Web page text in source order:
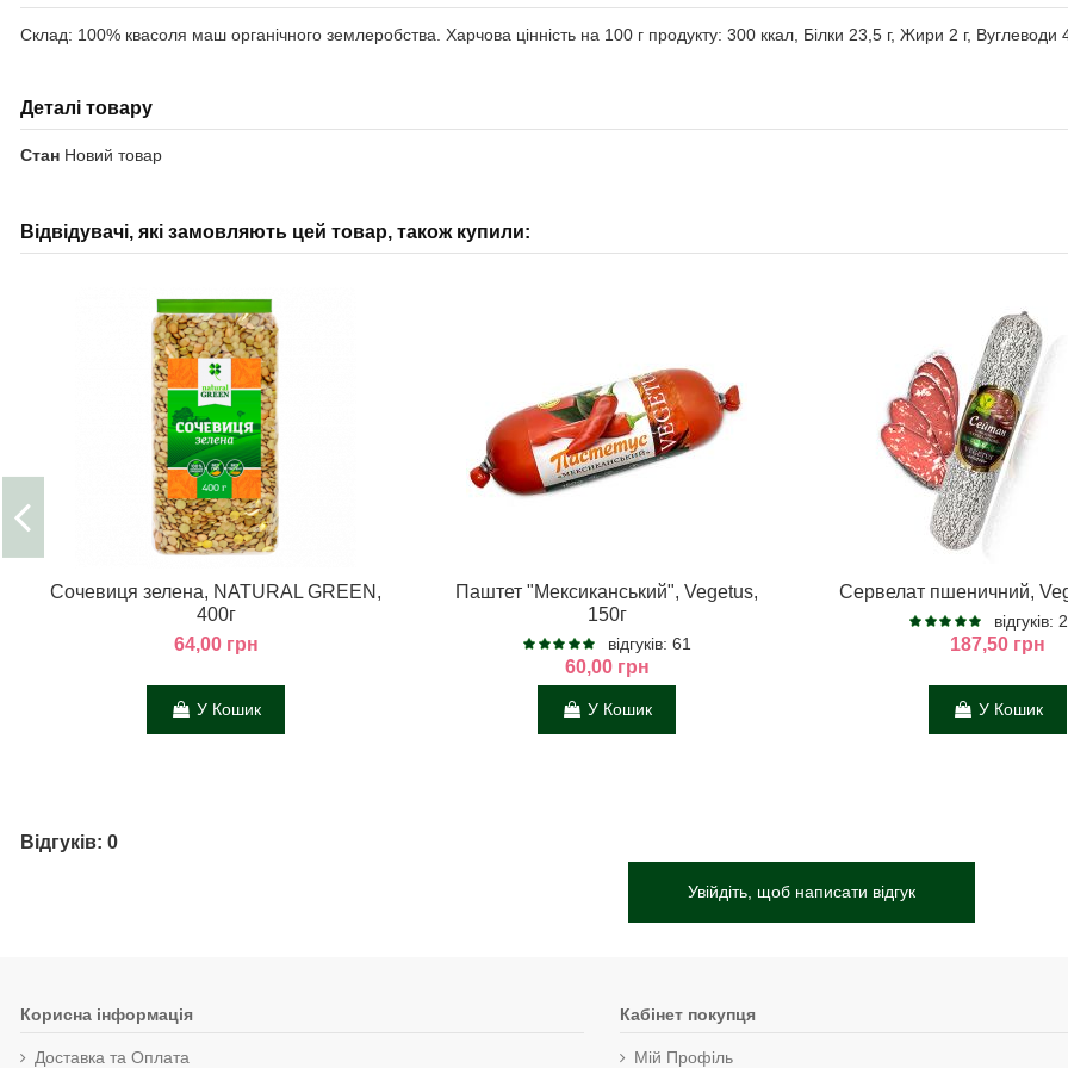
Склад: 100% квасоля маш органічного землеробства. Харчова цінність на 100 г продукту: 300 ккал, Білки 23,5 г, Жири 2 г, Вуглеводи
Деталі товару
Стан Новий товар
Відвідувачі, які замовляють цей товар, також купили:
Сочевиця зелена, NATURAL GREEN,
400г
64,00 грн
У Кошик
Паштет "Мексиканський", Vegetus,
150г
відгуків: 61
60,00 грн
У Кошик
Сервелат пшеничний,
відгуків:
187,50 грн
У Кошик
Відгуків: 0
Увійдіть, щоб написати відгук
Корисна інформація
Доставка та Оплата
Кабінет покупця
Мій Профіль